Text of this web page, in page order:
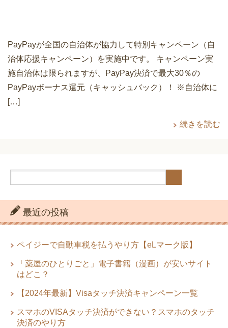
PayPayが全国の自治体が協力して特別キャンペーン（自
治体応援キャンペーン）を実施中です。 キャンペーン実
施自治体は限られますが、PayPay決済で最大30％の
PayPayボーナス還元（キャッシュバック）！ ※自治体に
[…]
続きを読む
最近の投稿
ペイジーで自動車税を払うやり方【eLマーク版】
「薬屋のひとりごと」電子書籍（漫画）が安いサイト
はどこ？
【2024年最新】Visaタッチ決済キャンペーン一覧
スマホのVISAタッチ決済ができない？スマホのタッチ
決済のやり方